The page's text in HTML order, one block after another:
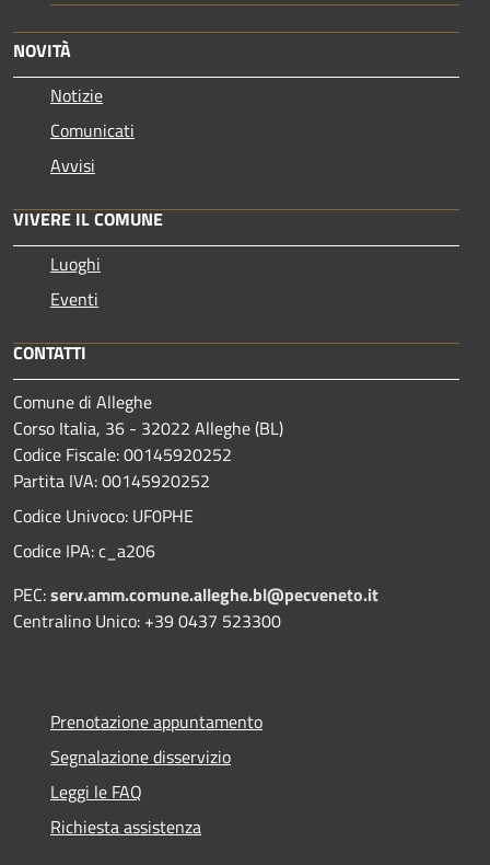
NOVITÀ
Notizie
Comunicati
Avvisi
VIVERE IL COMUNE
Luoghi
Eventi
CONTATTI
Comune di Alleghe
Corso Italia, 36 - 32022 Alleghe (BL)
Codice Fiscale: 00145920252
Partita IVA: 00145920252
Codice Univoco: UF0PHE
Codice IPA: c_a206
PEC:serv.amm.comune.alleghe.bl@pecveneto.it
Centralino Unico: +39 0437 523300
Prenotazione appuntamento
Segnalazione disservizio
Leggi le FAQ
Richiesta assistenza